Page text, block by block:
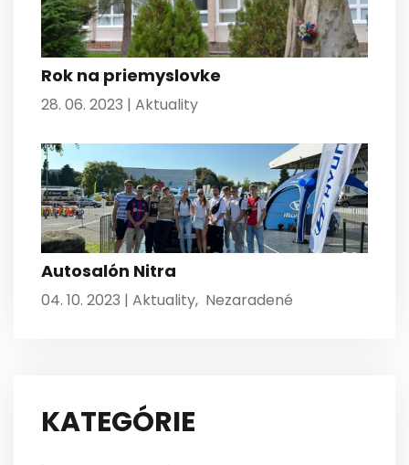
Rok na priemyslovke
28. 06. 2023 | Aktuality
Autosalón Nitra
04. 10. 2023 | Aktuality, Nezaradené
KATEGÓRIE